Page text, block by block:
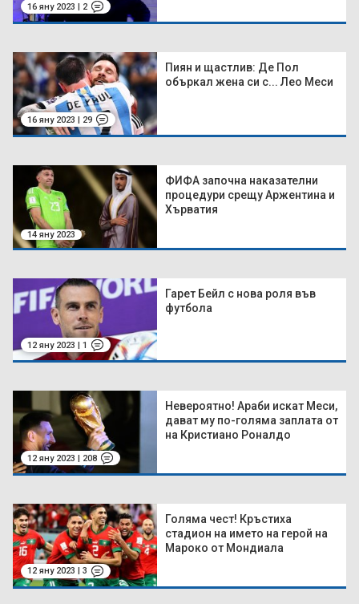
16 яну 2023 | 2
16 яну 2023 | 29
Пиян и щастлив: Де Пол
объркал жена си с... Лео Меси
14 яну 2023
ФИФА започна наказателни
процедури срещу Аржентина и
Хърватия
12 яну 2023 | 1
Гарет Бейл с нова роля във
футбола
12 яну 2023 | 208
Невероятно! Араби искат Меси,
дават му по-голяма заплата от
на Кристиано Роналдо
12 яну 2023 | 3
Голяма чест! Кръстиха
стадион на името на герой на
Мароко от Мондиала